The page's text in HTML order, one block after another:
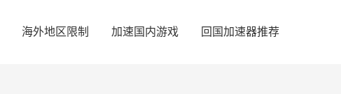
海外地区限制 加速国内游戏 回国加速器推荐